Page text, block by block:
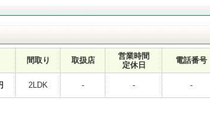
間取り 取扱店
営業時間
定休日
電話番号
2LDK - - -